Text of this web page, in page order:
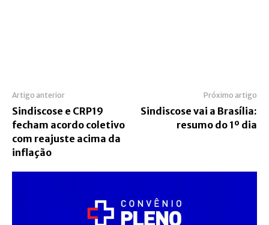
Artigo anterior
Sindiscose e CRP19
fecham acordo coletivo
com reajuste acima da
inflação
Próximo artigo
Sindiscose vai a Brasília:
resumo do 1º dia